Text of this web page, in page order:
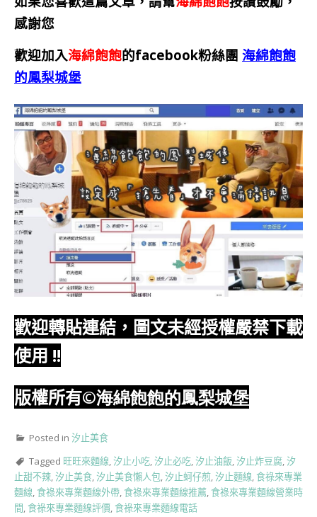
感謝您
歡迎加入海綿飽飽的facebook粉絲團 海綿飽飽
的鳳梨城堡
歡迎轉貼連結，圖文未經授權嚴禁下載
使用 !!
版權所有©海綿飽飽的鳳梨城堡
Posted in 汐止美食
Tagged 旺旺來麵線,汐止小吃,汐止必吃,汐止油飯,汐止炸豆腐,汐
止甜不辣,汐止美食,汐止美食懶人包,汐止蚵仔煎,汐止麵線, 食祿來專業
麵線, 食祿來專業麵線外帶, 食祿來專業麵線推薦, 食祿來專業麵線營業時
間, 食祿來專業麵線評價, 食祿來專業麵線電話